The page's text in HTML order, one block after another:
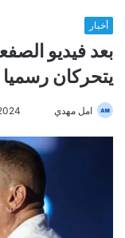
أخبار
بعد فيديو
يتحركان رسميا
امل مهدي
س
ر
ي